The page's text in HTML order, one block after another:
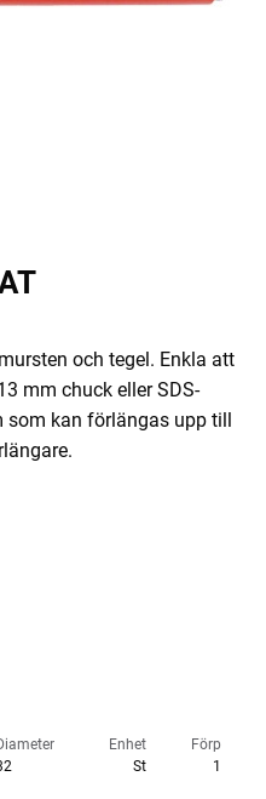
och tegel. Enkla att
mm chuck eller SDS-
som kan förlängas upp till
Enhet
St
Förp
1